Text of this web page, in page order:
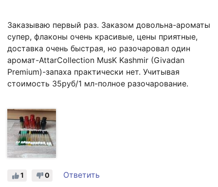
Заказываю первый раз. Заказом довольна-ароматы
супер, флаконы очень красивые, цены приятные,
доставка очень быстрая, но разочаровал один
аромат-AttarCollection MusK Kashmir (Givadan
Premium)-запаха практически нет. Учитывая
стоимость 35руб/1 мл-полное разочарование.
0
1 Ответить